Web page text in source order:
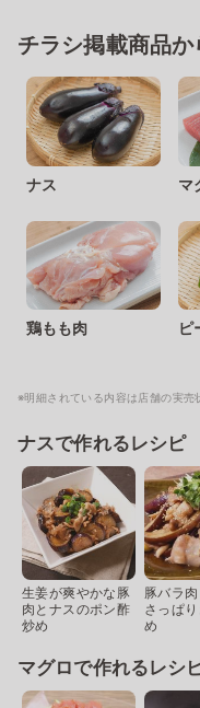
チラシ掲載商品
ナス マ
鶏もも肉 ピ
※明細されている内容は店舗の実売
ナスで作れるレシピ
生姜が爽やかな豚
肉とナスのポン酢
炒め
豚バラ
さっぱ
め
マグロで作れるレシ